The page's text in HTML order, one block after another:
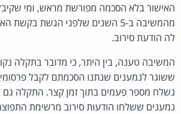
האישור בלא הסכמה מפורשת מראש, ומי
מהמשיבה ב-5 השנים שלפני הגשת
לה הודעת סירוב.
המשיבה טענה, בין היתר, כי מדובר בתקלה
ששוגר לנמענים שנתנו הסכמתם לקבל
נשלח מספר פעמים בתוך זמן קצר. התקלה
נמענים ששלחו הודעות סירוב מרשימת